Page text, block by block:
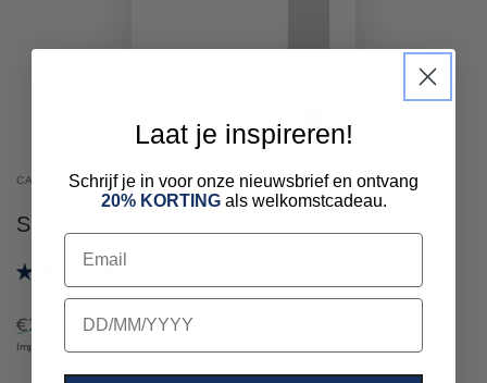
Riproduci
CASA
Set manicure per le vacanze
3 recensioni
Prezzo
normale
€24,95
Prezzo
di
€9,95
Imposte incluse.
Laat je inspireren!
Schrijf je in voor onze nieuwsbrief en ontvang
20% KORTINGals welkomstcadeau.
Email
birthday